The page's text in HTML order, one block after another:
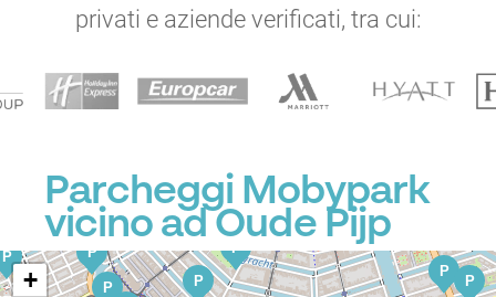
privati e aziende verificati, tra cui:
Parcheggi Mobypark
vicino ad Oude Pijp
P
P
P
P
P
P
P
P
P
P
P
+